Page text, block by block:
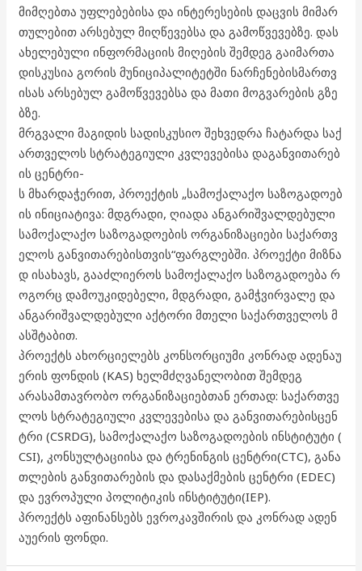
მიმღებთა უფლებებისა და ინტერესების დაცვის მიმარ
თულებით არსებულ მიღწევებსა და გამოწვევებზე. დას
ახელებული ინფორმაციის მიღების შემდეგ გაიმართა
დისკუსია გორის მუნიციპალიტეტში ნარჩენებისმართვ
ისას არსებულ გამოწვევებსა და მათი მოგვარების გზე
ბზე.
მრგვალი მაგიდის სადისკუსიო შეხვედრა ჩატარდა საქ
ართველოს სტრატეგიული კვლევებისა დაგანვითარებ
ის ცენტრი-
ს მხარდაჭერით, პროექტის „სამოქალაქო საზოგადოებ
ის ინიციატივა: მდგრადი, ღიადა ანგარიშვალდებული
სამოქალაქო საზოგადოების ორგანიზაციები საქართვ
ელოს განვითარებისთვის“ფარგლებში. პროექტი მიზნა
დ ისახავს, გააძლიეროს სამოქალაქო საზოგადოება რ
ოგორც დამოუკიდებელი, მდგრადი, გამჭვირვალე და
ანგარიშვალდებული აქტორი მთელი საქართველოს მ
ასშტაბით.
პროექტს ახორციელებს კონსორციუმი კონრად ადენაუ
ერის ფონდის (KAS) ხელმძღვანელობით შემდეგ
არასამთავრობო ორგანიზაციებთან ერთად: საქართვე
ლოს სტრატეგიული კვლევებისა და განვითარებისცენ
ტრი (CSRDG), სამოქალაქო საზოგადოების ინსტიტუტი (
CSI), კონსულტაციისა და ტრენინგის ცენტრი(CTC), განა
თლების განვითარების და დასაქმების ცენტრი (EDEC)
და ევროპული პოლიტიკის ინსტიტუტი(IEP).
პროექტს აფინანსებს ევროკავშირის და კონრად ადენ
აუერის ფონდი.